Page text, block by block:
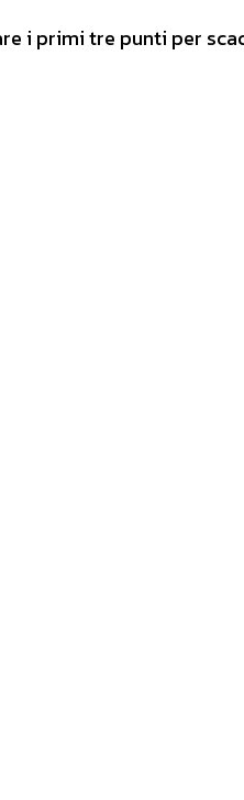
i primi tre punti per